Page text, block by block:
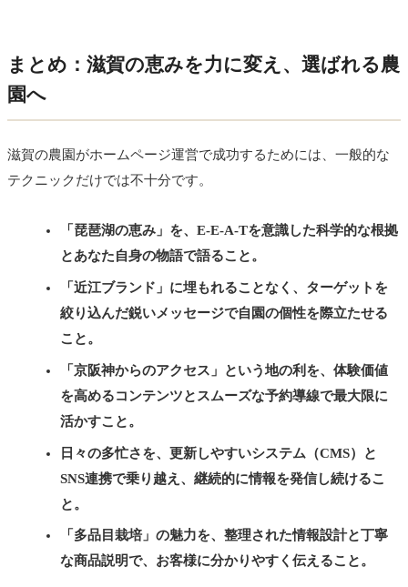
まとめ：滋賀の恵みを力に変え、選ばれる農
園へ
滋賀の農園がホームページ運営で成功するためには、一般的な
テクニックだけでは不十分です。
「琵琶湖の恵み」を、E-E-A-Tを意識した科学的な根拠
とあなた自身の物語で語ること。
「近江ブランド」に埋もれることなく、ターゲットを
絞り込んだ鋭いメッセージで自園の個性を際立たせる
こと。
「京阪神からのアクセス」という地の利を、体験価値
を高めるコンテンツとスムーズな予約導線で最大限に
活かすこと。
日々の多忙さを、更新しやすいシステム（CMS）と
SNS連携で乗り越え、継続的に情報を発信し続けるこ
と。
「多品目栽培」の魅力を、整理された情報設計と丁寧
な商品説明で、お客様に分かりやすく伝えること。